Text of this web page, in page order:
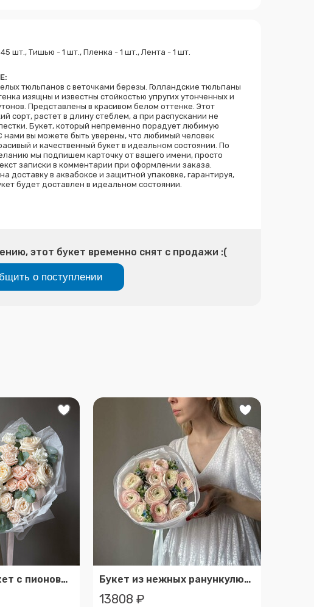
шт., Тишью - 1 шт., Пленка - 1 шт., Лента - 1 шт.
тюльпанов с веточками березы. Голландские тюльпаны
изящны и известны стойкостью упругих утонченных и
Представлены в красивом белом оттенке. Этот
сорт, растет в длину стеблем, а при распускании не
Букет, который непременно порадует любимую
нами вы можете быть уверены, что любимый человек
и качественный букет в идеальном состоянии. По
мы подпишем карточку от вашего имени, просто
записки в комментарии при оформлении заказа.
доставку в аквабоксе и защитной упаковке, гарантируя,
будет доставлен в идеальном состоянии.
этот букет временно снят с продажи :(
о поступлении
Жемчужный букет с пионовидными розами и эустомой. Veresk 272 Букет из нежных ранункулюсов и оксипеталума
13808 ₽